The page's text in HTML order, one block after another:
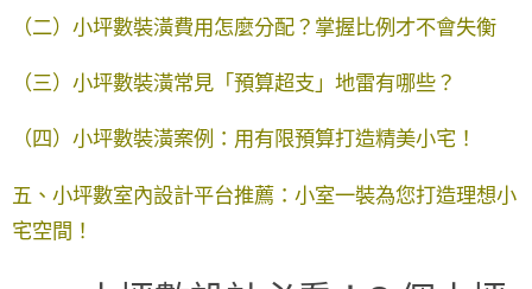
（二）小坪數裝潢費用怎麼分配？掌握比例才不會失衡
（三）小坪數裝潢常見「預算超支」地雷有哪些？
（四）小坪數裝潢案例：用有限預算打造精美小宅！
五、小坪數室內設計平台推薦：小室一裝為您打造理想小
宅空間！